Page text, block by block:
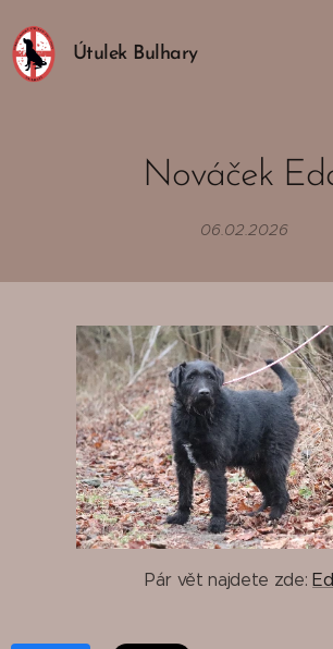
Útulek Bulhary
Nováček
06.02.2026
Pár vět najdete zde: